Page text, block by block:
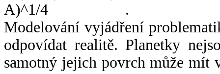
.
Modelování vyjádření
odpovídat realitě. Planetky
samotný jejich povrch může mít